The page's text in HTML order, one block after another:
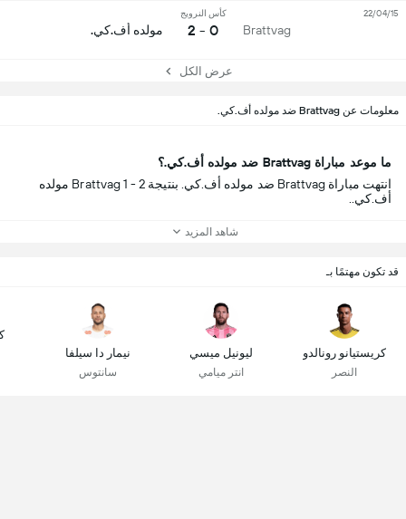
Brattvag
كأس النرويج
0 - 2 مولده أف.كي.
22/04/15
عرض الكل
معلومات عن Brattvag ضد مولده أف.كي.
ما موعد مباراة Brattvag ضد مولده أف.كي.؟
انتهت مباراة Brattvag ضد مولده أف.كي. بنتيجة Brattvag 1 - 2 مولده
أف.كي..
شاهد المزيد
قد تكون مهتمًا بـ
كريستيانو رونالدو
النصر
ليونيل ميسي
انتر ميامي
نيمار دا سيلفا
سانتوس